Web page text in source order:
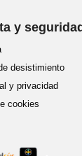
y seguridad
desistimiento
y privacidad
cookies